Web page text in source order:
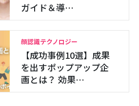
ガイド＆導…
顔認識テクノロジー
【成功事例10選】成果
を出すポップアップ企
画とは？ 効果…